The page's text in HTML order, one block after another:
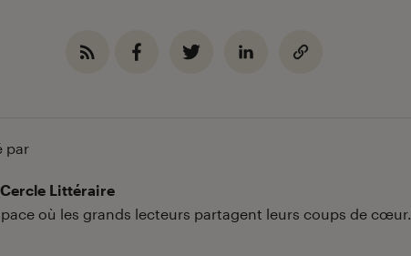
par
Littéraire
où les grands lecteurs partagent leurs coups de cœur.